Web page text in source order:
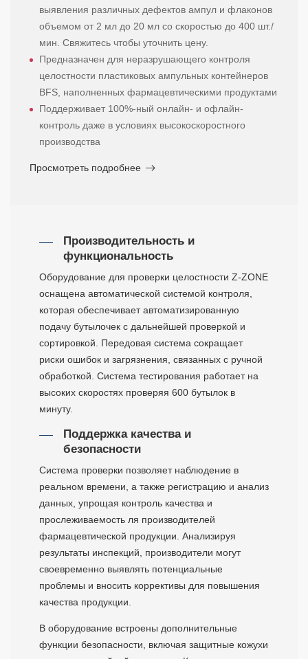
выявления различных дефектов ампул и флаконов
объемом от 2 мл до 20 мл со скоростью до 400 шт./
мин. Свяжитесь чтобы уточнить цену.
Предназначен для неразрушающего контроля
целостности пластиковых ампульных контейнеров
BFS, наполненных фармацевтическими продуктами
Поддерживает 100%-ный онлайн- и офлайн-
контроль даже в условиях высокоскоростного
производства
Просмотреть подробнее
Производительность и
функциональность
Оборудование для проверки целостности Z-ZONE
оснащена автоматической системой контроля,
которая обеспечивает автоматизированную
подачу бутылочек с дальнейшей проверкой и
сортировкой. Передовая система сокращает
риски ошибок и загрязнения, связанных с ручной
обработкой. Система тестирования работает на
высоких скоростях проверяя 600 бутылок в
минуту.
Поддержка качества и
безопасности
Система проверки позволяет наблюдение в
реальном времени, а также регистрацию и анализ
данных, упрощая контроль качества и
прослеживаемость ля производителей
фармацевтической продукции. Анализируя
результаты инспекций, производители могут
своевременно выявлять потенциальные
проблемы и вносить коррективы для повышения
качества продукции.
В оборудование встроены дополнительные
функции безопасности, включая защитные кожухи